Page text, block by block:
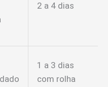
2 a 4 dias
1 a 3 dias
com rolha